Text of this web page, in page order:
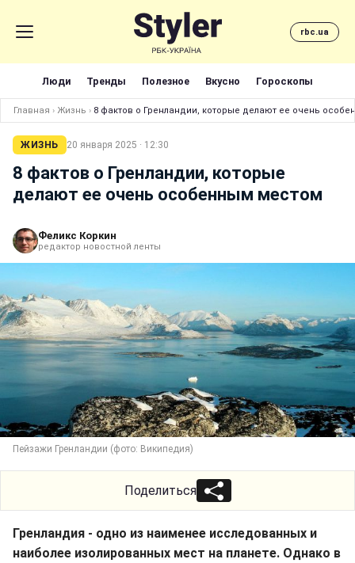
rbc.ua
Люди Тренды Полезное Вкусно Гороскопы
Главная › Жизнь › 8 фактов о Гренландии, которые делают ее очень
ЖИЗНЬ 20 января 2025 · 12:30
8 фактов о Гренландии, которые
делают ее очень особенным местом
Феликс Коркин
редактор новостной ленты
Пейзажи Гренландии (фото: Википедия)
Поделиться
Гренландия - одно из наименее исследованных и
наиболее изолированных мест на планете. Однако в